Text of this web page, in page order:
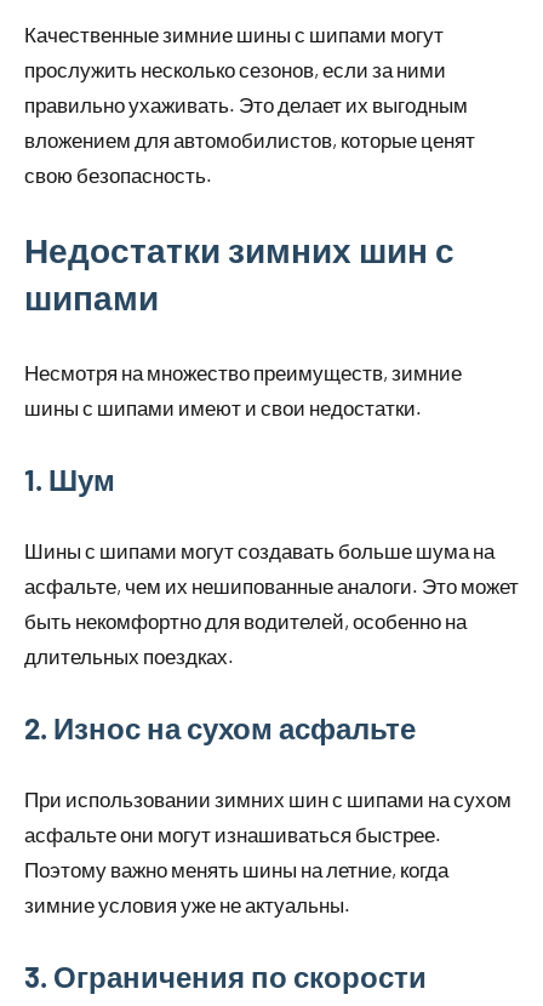
Качественные зимние шины с шипами могут
прослужить несколько сезонов, если за ними
правильно ухаживать. Это делает их выгодным
вложением для автомобилистов, которые ценят
свою безопасность.
Недостатки зимних шин с
шипами
Несмотря на множество преимуществ, зимние
шины с шипами имеют и свои недостатки.
1. Шум
Шины с шипами могут создавать больше шума на
асфальте, чем их нешипованные аналоги. Это может
быть некомфортно для водителей, особенно на
длительных поездках.
2. Износ на сухом асфальте
При использовании зимних шин с шипами на сухом
асфальте они могут изнашиваться быстрее.
Поэтому важно менять шины на летние, когда
зимние условия уже не актуальны.
3. Ограничения по скорости